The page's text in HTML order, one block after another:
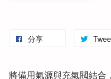
分享
將備用氣源與充氣閥結合